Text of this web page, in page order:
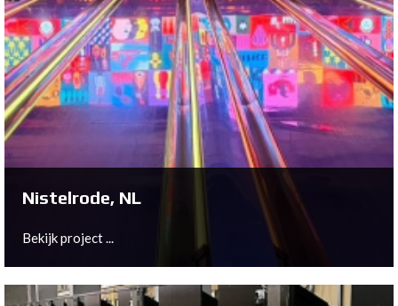
Sittard, NL
Bekijk project ...
Nistelrode, NL
Bekijk project ...